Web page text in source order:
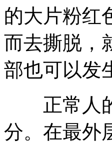
的大片粉红
而去撕脱，
部也可以发
正常人的
分。在最外